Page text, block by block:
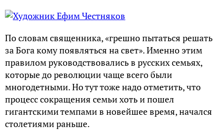
По словам священника, «грешно пытаться решать
за Бога кому появляться на свет». Именно этим
правилом руководствовались в русских семьях,
которые до революции чаще всего были
многодетными. Но тут тоже надо отметить, что
процесс сокращения семьи хоть и пошел
гигантскими темпами в новейшее время, начался
столетиями раньше.